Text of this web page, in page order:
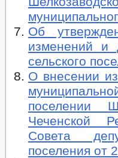
Об
изменений и
сельского
О внесении
поселении
Чеченской
Совета
поселения от